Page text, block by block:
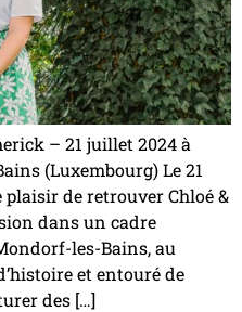
– 21 juillet 2024 à
(Luxembourg) Le 21
de retrouver Chloé &
dans un cadre
les-Bains, au
et entouré de
des […]